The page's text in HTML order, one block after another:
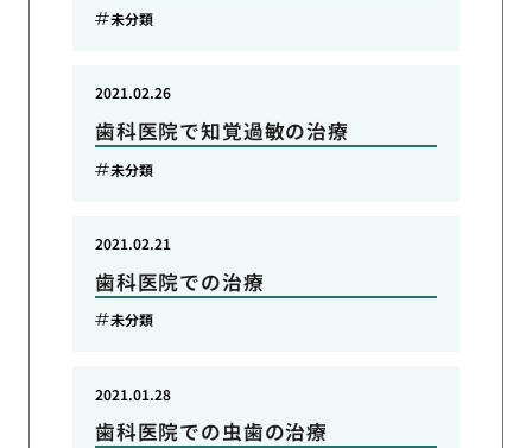
未分類
歯科医院で知覚過敏の治療
2021.02.26
未分類
歯科医院での治療
2021.02.21
未分類
歯科医院での虫歯の治療
2021.01.28